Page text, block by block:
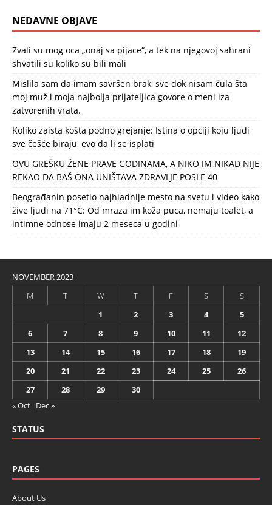
NEDAVNE OBJAVE
Zvali su mog oca „onaj sa pijace“, a tek na njegovoj sahrani
shvatili su koliko su bili mali
Mislila sam da imam savršen brak, sve dok nisam čula šta
moj muž i moja najbolja prijateljica govore o meni iza
zatvorenih vrata.
Koliko zaista košta podno grejanje: Istina o opciji koju ljudi
sve češće biraju, evo da li se isplati
OVU GREŠKU ŽENE PRAVE GODINAMA, A NIKO IM NIKAD NIJE
REKAO DA BAŠ ONA UNIŠTAVA ZDRAVLJE POSLE 40
Beograđanin posetio najhladnije mesto na svetu i video kako
žive ljudi na 71°C: Od mraza im koža puca, nemaju toalet, a
intimne odnose imaju 2 meseca u godini
NOVEMBER 2023
M
T W T F S
S
1
2 3 4
5
6
7 8 9 10 11
12
13
14 15 16 17 18
19
20
21 22 23 24 25
26
27
28 29
30
« Oct Dec »
STATUS
PAGES
About Us